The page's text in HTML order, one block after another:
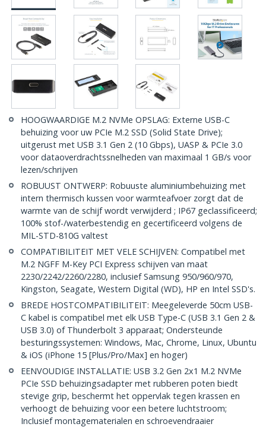
HOOGWAARDIGE M.2 NVMe OPSLAG: Externe USB-C
behuizing voor uw PCIe M.2 SSD (Solid State Drive);
uitgerust met USB 3.1 Gen 2 (10 Gbps), UASP & PCIe 3.0
voor dataoverdrachtssnelheden van maximaal 1 GB/s voor
lezen/schrijven
ROBUUST ONTWERP: Robuuste aluminiumbehuizing met
intern thermisch kussen voor warmteafvoer zorgt dat de
warmte van de schijf wordt verwijderd ; IP67 geclassificeerd;
100% stof-/waterbestendig en gecertificeerd volgens de
MIL-STD-810G valtest
COMPATIBILITEIT MET VELE SCHIJVEN: Compatibel met
M.2 NGFF M-Key PCI Express schijven van maat
2230/2242/2260/2280, inclusief Samsung 950/960/970,
Kingston, Seagate, Western Digital (WD), HP en Intel SSD's.
BREDE HOSTCOMPATIBILITEIT: Meegeleverde 50cm USB-
C kabel is compatibel met elk USB Type-C (USB 3.1 Gen 2 &
USB 3.0) of Thunderbolt 3 apparaat; Ondersteunde
besturingssystemen: Windows, Mac, Chrome, Linux, Ubuntu
& iOS (iPhone 15 [Plus/Pro/Max] en hoger)
EENVOUDIGE INSTALLATIE: USB 3.2 Gen 2x1 M.2 NVMe
PCIe SSD behuizingsadapter met rubberen poten biedt
stevige grip, beschermt het oppervlak tegen krassen en
verhoogt de behuizing voor een betere luchtstroom;
Inclusief montagematerialen en schroevendraaier